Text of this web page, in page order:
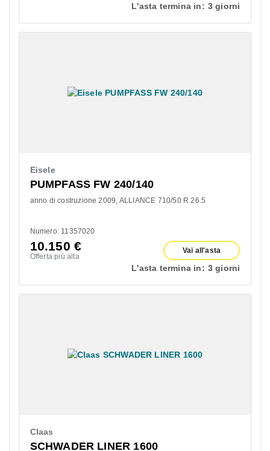
L'asta termina in: 3 giorni
Eisele
PUMPFASS FW 240/140
anno di costruzione 2009 ALLIANCE 710/50 R 26.5
Numero: 11357020
10.150 €
Offerta più alta
Vai all'asta
L'asta termina in: 3 giorni
Claas
SCHWADER LINER 1600